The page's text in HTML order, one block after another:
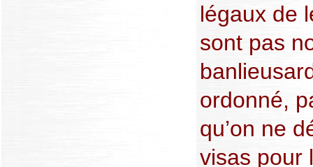
légaux de
sont pas
ordonné,
qu’on ne
visas pour